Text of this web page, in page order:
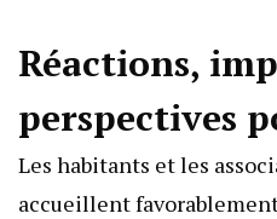
Réactions,
perspectives
Les habitants et les
accueillent